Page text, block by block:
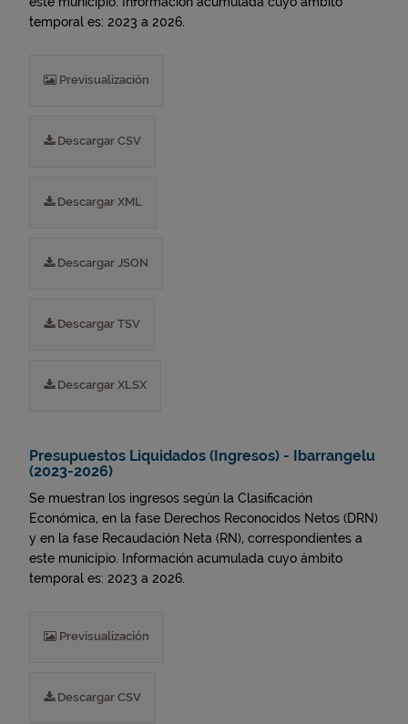
temporal es: 2023 a 2026.
Previsualización
Descargar CSV
Descargar XML
Descargar JSON
Descargar TSV
Descargar XLSX
Presupuestos Liquidados (Ingresos) - Ibarrangelu
(2023-2026)
Se muestran los ingresos según la Clasificación
Económica, en la fase Derechos Reconocidos Netos (DRN)
y en la fase Recaudación Neta (RN), correspondientes a
este municipio. Información acumulada cuyo ámbito
temporal es: 2023 a 2026.
Previsualización
Descargar CSV